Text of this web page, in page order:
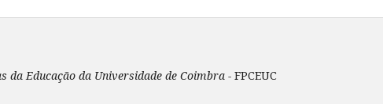
da Educação da Universidade de Coimbra - FPCEUC